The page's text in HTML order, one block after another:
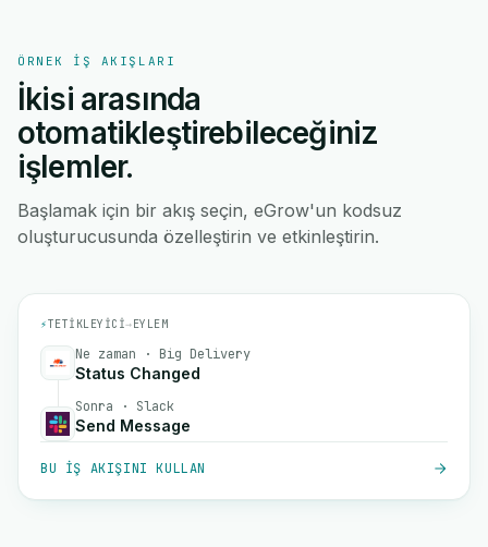
ÖRNEK IŞ AKIŞLARI
İkisi arasında
otomatikleştirebileceğiniz
işlemler.
Başlamak için bir akış seçin, eGrow'un kodsuz
oluşturucusunda özelleştirin ve etkinleştirin.
⚡TETIKLEYICI→EYLEM
Ne zaman · Big Delivery
Status Changed
Sonra · Slack
Send Message
BU IŞ AKIŞINI KULLAN